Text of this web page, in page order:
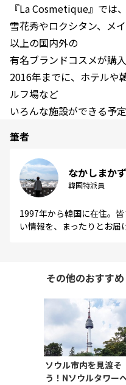
『La Cosmetique』では、
雪花秀やロクシタン、メ
以上の国内外の
有名ブランドコスメが購入
2016年までに、ホテルや
ルフ場など
いろんな施設ができる予定
筆者
なかしまか
韓国特派員
1997年から韓国に在住。
い情報を、まったりとお届
その他のおすすめ
ソウル市内を見渡そ
う！Nソウルタワー